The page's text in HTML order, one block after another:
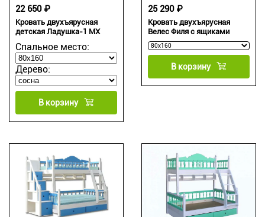
Кровать двухъярусная
детская Ладушка-1 МХ
Спальное место:
Дерево:
22 650 ₽
В корзину
Кровать двухъярусная
Велес Филя с ящиками
25 290 ₽
В корзину